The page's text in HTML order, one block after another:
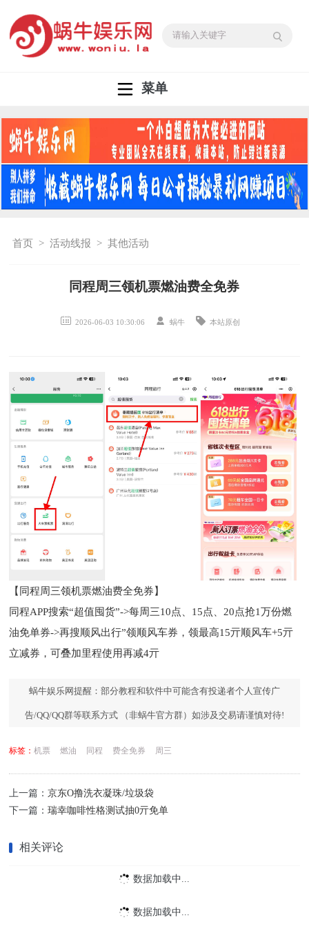
菜单
首页 >活动线报 >其他活动
同程周三领机票燃油费全免券
2026-06-03 10:30:06 蜗牛 本站原创
【同程周三领机票燃油费全免券】
同程APP搜索“超值囤货”->每周三10点、15点、20点抢1万份燃
油免单券->再搜顺风出行”领顺风车券，领最高15亓顺风车+5亓
立减券，可叠加里程使用再减4亓
蜗牛娱乐网提醒：部分教程和软件中可能含有投递者个人宣传广
告/QQ/QQ群等联系方式 （非蜗牛官方群）如涉及交易请谨慎对待!
标签：机票 燃油 同程 费全免券 周三
上一篇：京东O撸洗衣凝珠/垃圾袋
下一篇：瑞幸咖啡性格测试抽0亓免单
相关评论
数据加载中...
数据加载中...